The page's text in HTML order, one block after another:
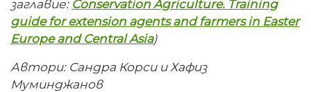
заглавие: Conservation Agriculture. Training
guide for extension agents and farmers in Easter
Europe and Central Asia)
Автори: Сандра Корси и Хафиз
Муминджанов